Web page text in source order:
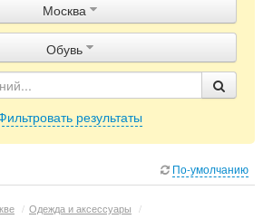
Объявления
Магазины
Контакты
Москва
Обувь
результаты
По-умолчанию
/ Одежда и аксессуары /